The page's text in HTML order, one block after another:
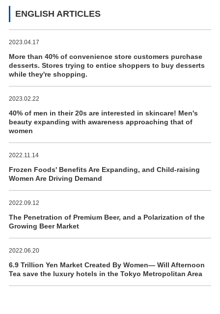
ENGLISH ARTICLES
2023.04.17
More than 40% of convenience store customers purchase
desserts. Stores trying to entice shoppers to buy desserts
while they're shopping.
2023.02.22
40% of men in their 20s are interested in skincare! Men's
beauty expanding with awareness approaching that of
women
2022.11.14
Frozen Foods' Benefits Are Expanding, and Child-raising
Women Are Driving Demand
2022.09.12
The Penetration of Premium Beer, and a Polarization of the
Growing Beer Market
2022.06.20
6.9 Trillion Yen Market Created By Women― Will Afternoon
Tea save the luxury hotels in the Tokyo Metropolitan Area